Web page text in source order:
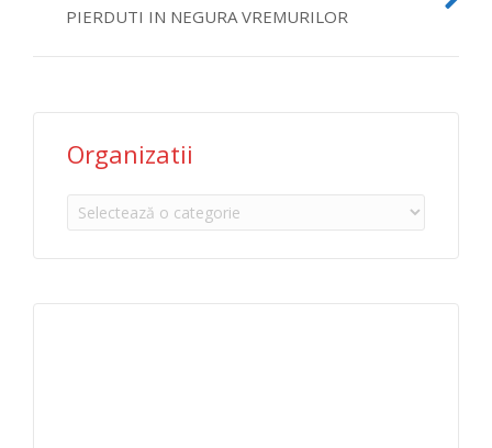
PIERDUTI IN NEGURA VREMURILOR
Organizatii
Organizatii